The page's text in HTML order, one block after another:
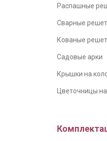
Распашные
Сварные
Кованые
Садовые арки
Крышки на
Цветочницы